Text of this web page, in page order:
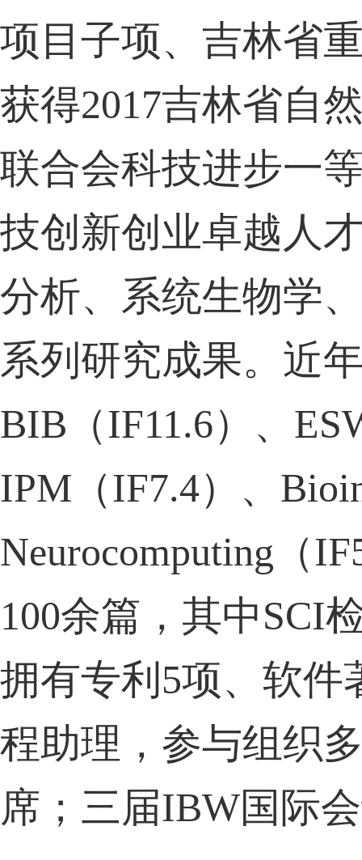
项目子项、吉林省
获得2017吉林省自
联合会科技进步一
技创新创业卓越人
分析、系统生物学
系列研究成果。近
BIB （IF11.6）、
IPM （IF7.4）、
Neurocomputing （
100余篇，其中SCI
拥有专利 5项、软件
程助理，参与组织
席；三届IBW国际